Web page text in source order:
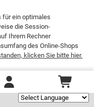
für ein optimales
die Session-
Ihrem Rechner
des Online-Shops
klicken Sie bitte hier.